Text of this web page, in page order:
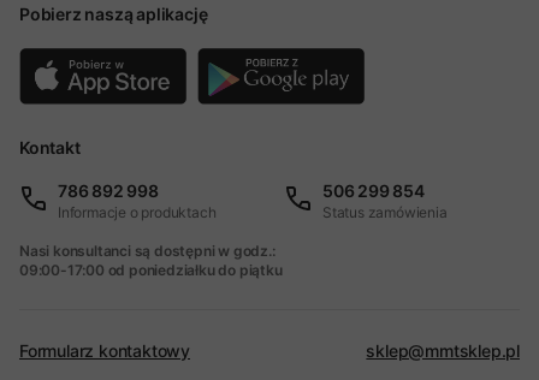
Pobierz naszą aplikację
Kontakt
786 892 998
Informacje o produktach
506 299 854
Status zamówienia
Nasi konsultanci są dostępni w godz.:
09:00-17:00 od poniedziałku do piątku
Formularz kontaktowy sklep@mmtsklep.pl